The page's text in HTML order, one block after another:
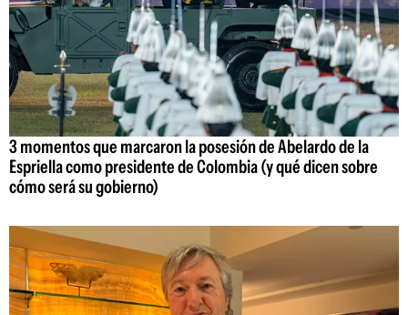
3 momentos que marcaron la posesión de Abelardo de la
Espriella como presidente de Colombia (y qué dicen sobre
cómo será su gobierno)